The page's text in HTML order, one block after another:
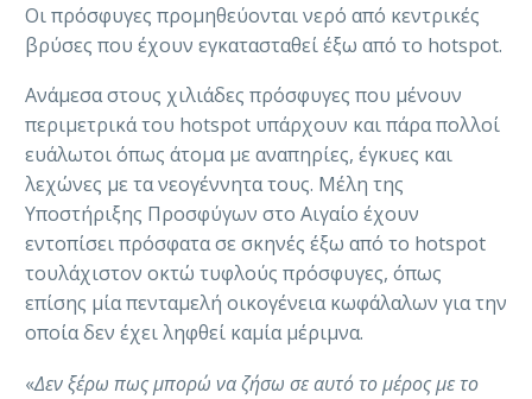
Οι πρόσφυγες προμηθεύονται νερό από κεντρικές
βρύσες που έχουν εγκατασταθεί έξω από το hotspot.
Ανάμεσα στους χιλιάδες πρόσφυγες που μένουν
περιμετρικά του hotspot υπάρχουν και πάρα πολλοί
ευάλωτοι όπως άτομα με αναπηρίες, έγκυες και
λεχώνες με τα νεογέννητα τους. Μέλη της
Υποστήριξης Προσφύγων στο Αιγαίο έχουν
εντοπίσει πρόσφατα σε σκηνές έξω από το hotspot
τουλάχιστον οκτώ τυφλούς πρόσφυγες, όπως
επίσης μία πενταμελή οικογένεια κωφάλαλων για την
οποία δεν έχει ληφθεί καμία μέριμνα.
«Δεν ξέρω πως μπορώ να ζήσω σε αυτό το μέρος με το